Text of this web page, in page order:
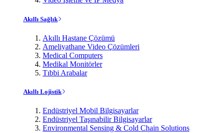
Akıllı Sağlık
Akıllı Hastane Çözümü
Ameliyathane Video Çözümleri
Medical Computers
Medikal Monitörler
Tıbbi Arabalar
Akıllı Lojistik
Endüstriyel Mobil Bilgisayarlar
Endüstriyel Taşınabilir Bilgisayarlar
Environmental Sensing & Cold Chain Solutions